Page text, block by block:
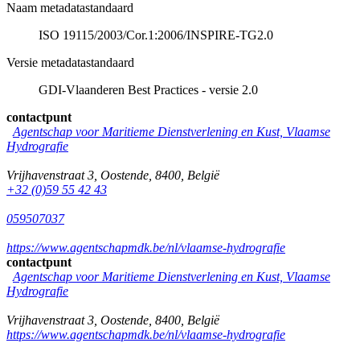
Naam metadatastandaard
ISO 19115/2003/Cor.1:2006/INSPIRE-TG2.0
Versie metadatastandaard
GDI-Vlaanderen Best Practices - versie 2.0
contactpunt
Agentschap voor Maritieme Dienstverlening en Kust, Vlaamse
Hydrografie
Vrijhavenstraat 3 Oostende 8400 België
+32 (0)59 55 42 43
059507037
https://www.agentschapmdk.be/nl/vlaamse-hydrografie
contactpunt
Agentschap voor Maritieme Dienstverlening en Kust, Vlaamse
Hydrografie
Vrijhavenstraat 3 Oostende 8400 België
https://www.agentschapmdk.be/nl/vlaamse-hydrografie